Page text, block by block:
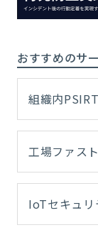
おすすめのサ
組織内
工場ファス
IoTセキュリ